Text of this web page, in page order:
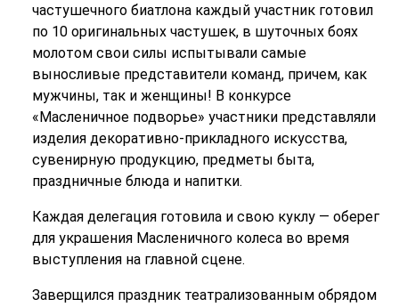
частушечного биатлона каждый участник готовил
по 10 оригинальных частушек, в шуточных боях
молотом свои силы испытывали самые
выносливые представители команд, причем, как
мужчины, так и женщины! В конкурсе
«Масленичное подворье» участники представляли
изделия декоративно-прикладного искусства,
сувенирную продукцию, предметы быта,
праздничные блюда и напитки.
Каждая делегация готовила и свою куклу — оберег
для украшения Масленичного колеса во время
выступления на главной сцене.
Заверщился праздник театрализованным обрядом